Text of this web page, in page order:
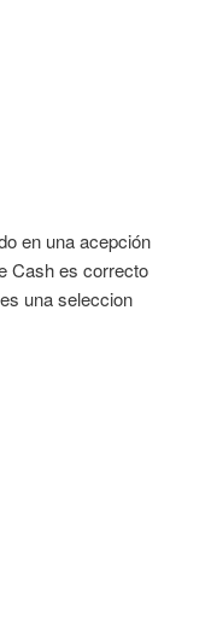
en una acepción
Cash es correcto
una seleccion